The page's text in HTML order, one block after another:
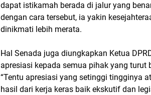
dapat istikamah berada di jalur yang
dengan cara tersebut, ia yakin
dinikmati lebih merata.
Hal Senada juga diungkapkan Ketua
apresiasi kepada semua pihak yang turut
“Tentu apresiasi yang setinggi tingginya
hasil dari kerja keras baik ekskutif dan